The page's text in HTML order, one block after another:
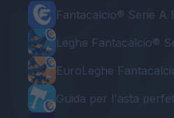
Fantacalcio® Serie A
Leghe Fantacalcio®
EuroLeghe
Guida per l'asta